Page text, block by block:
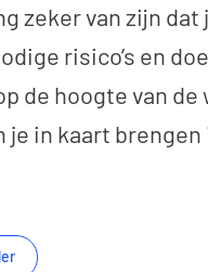
zeker van zijn dat
risico’s en
de hoogte van
je in kaart